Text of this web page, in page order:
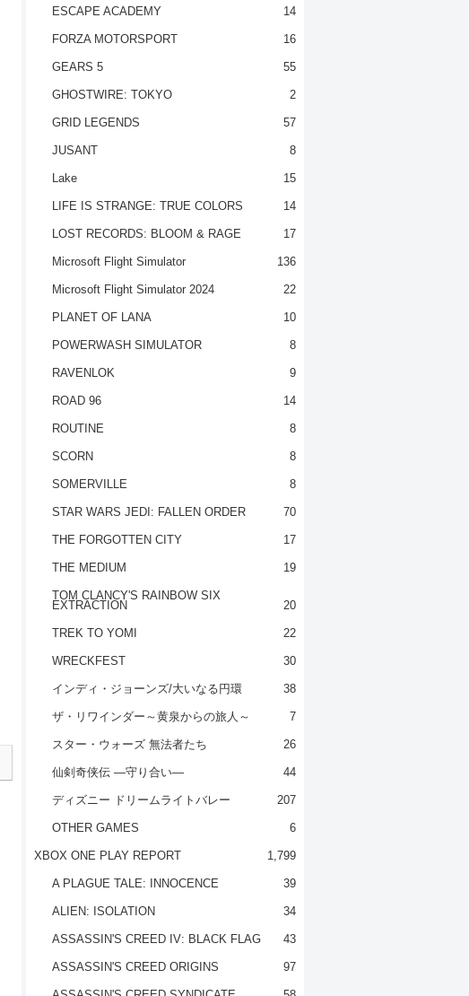
ESCAPE ACADEMY 14
FORZA MOTORSPORT 16
GEARS 5 55
GHOSTWIRE: TOKYO 2
GRID LEGENDS 57
JUSANT 8
Lake 15
LIFE IS STRANGE: TRUE COLORS 14
LOST RECORDS: BLOOM & RAGE 17
Microsoft Flight Simulator 136
Microsoft Flight Simulator 2024 22
PLANET OF LANA 10
POWERWASH SIMULATOR 8
RAVENLOK 9
ROAD 96 14
ROUTINE 8
SCORN 8
SOMERVILLE 8
STAR WARS JEDI: FALLEN ORDER 70
THE FORGOTTEN CITY 17
THE MEDIUM 19
TOM CLANCY'S RAINBOW SIX
EXTRACTION 20
TREK TO YOMI 22
WRECKFEST 30
インディ・ジョーンズ/大いなる円環 38
ザ・リワインダー～黄泉からの旅人～ 7
スター・ウォーズ 無法者たち 26
仙剣奇侠伝 ―守り合い― 44
ディズニー ドリームライトバレー 207
OTHER GAMES 6
XBOX ONE PLAY REPORT 1,799
A PLAGUE TALE: INNOCENCE 39
ALIEN: ISOLATION 34
ASSASSIN'S CREED IV: BLACK FLAG 43
ASSASSIN'S CREED ORIGINS 97